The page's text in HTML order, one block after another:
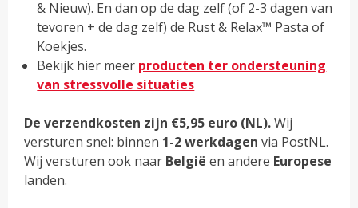
& Nieuw). En dan op de dag zelf (of 2-3 dagen van
tevoren + de dag zelf) de Rust & Relax™ Pasta of
Koekjes.
Bekijk hier meer producten ter ondersteuning
van stressvolle situaties
De verzendkosten zijn €5,95 euro (NL).Wij
versturen snel: binnen 1-2 werkdagen via PostNL.
Wij versturen ook naar België en andere Europese
landen.